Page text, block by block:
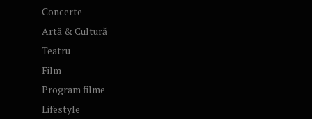
Concerte
Artă & Cultură
Teatru
Film
Program filme
Lifestyle